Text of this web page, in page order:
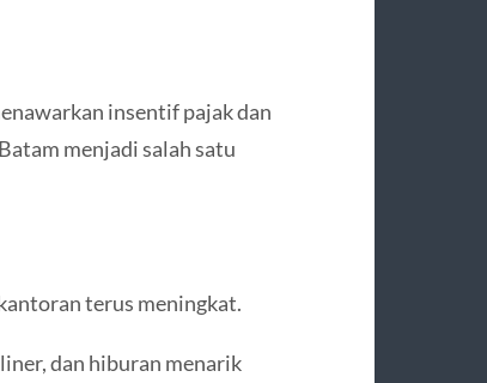
insentif pajak dan
menjadi salah satu
terus meningkat.
dan hiburan menarik